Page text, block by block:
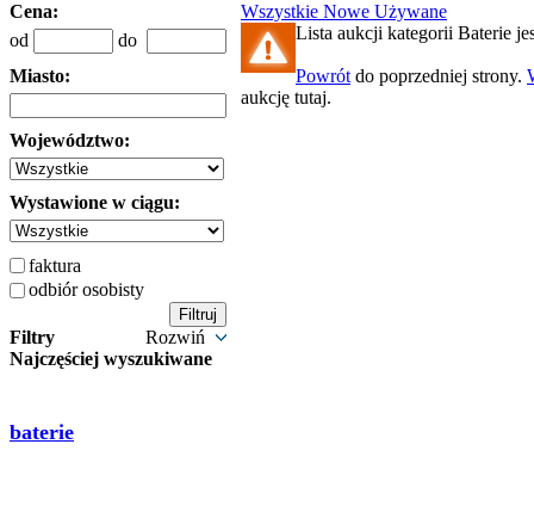
Cena:
od
do
Miasto:
Województwo:
Wystawione w ciągu:
faktura
odbiór osobisty
Filtry
Rozwiń
Najczęściej wyszukiwane
baterie
Wszystkie Nowe Używane
Lista aukcji kategorii Baterie
Powrót do poprzedniej strony.
aukcję tutaj.